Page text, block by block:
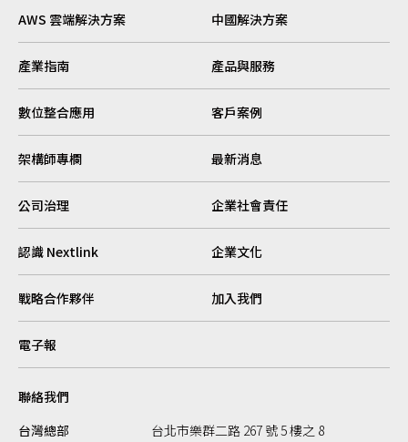
AWS 雲端解決方案 中國解決方案
產業指南 產品與服務
數位整合應用 客戶案例
架構師專欄 最新消息
公司治理 企業社會責任
認識 Nextlink 企業文化
戰略合作夥伴 加入我們
電子報
聯絡我們
台灣總部
台北市樂群二路 267 號 5 樓之 8